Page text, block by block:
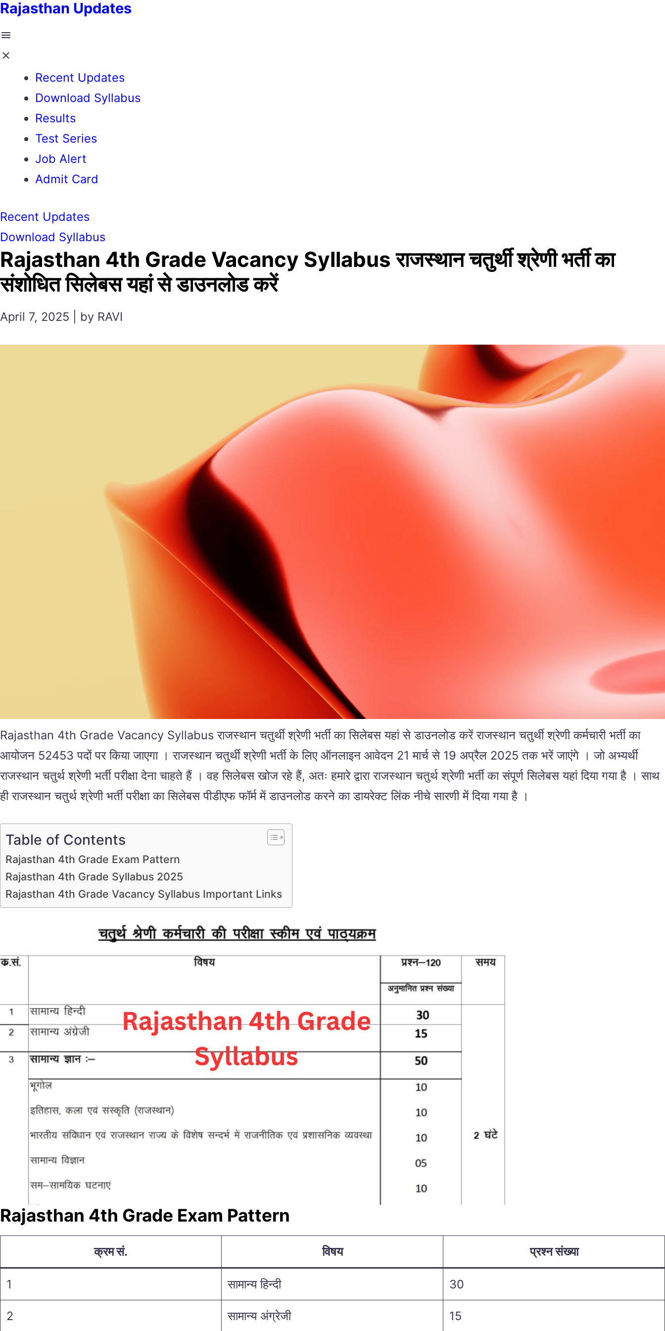
Rajasthan Updates
Recent Updates
Download Syllabus
Results
Test Series
Job Alert
Admit Card
Recent Updates
Download Syllabus
Rajasthan 4th Grade Vacancy Syllabus राजस्थान चतुर्थी श्रेणी भर्ती का
संशोधित सिलेबस यहां से डाउनलोड करें
April 7, 2025 | by RAVI
Rajasthan 4th Grade Vacancy Syllabus राजस्थान चतुर्थी श्रेणी भर्ती का सिलेबस यहां से डाउनलोड करें राजस्थान चतुर्थी श्रेणी कर्मचारी भर्ती का
आयोजन 52453 पदों पर किया जाएगा । राजस्थान चतुर्थी श्रेणी भर्ती के लिए ऑनलाइन आवेदन 21 मार्च से 19 अप्रैल 2025 तक भरें जाएंगे । जो अभ्यर्थी
राजस्थान चतुर्थ श्रेणी भर्ती परीक्षा देना चाहते हैं । वह सिलेबस खोज रहे हैं, अतः हमारे द्वारा राजस्थान चतुर्थ श्रेणी भर्ती का संपूर्ण सिलेबस यहां दिया गया है । साथ
ही राजस्थान चतुर्थ श्रेणी भर्ती परीक्षा का सिलेबस पीडीएफ फॉर्म में डाउनलोड करने का डायरेक्ट लिंक नीचे सारणी में दिया गया है ।
Table of Contents
Rajasthan 4th Grade Exam Pattern
Rajasthan 4th Grade Syllabus 2025
Rajasthan 4th Grade Vacancy Syllabus Important Links
Rajasthan 4th Grade Exam Pattern
क्रम सं. विषय प्रश्न संख्या
1 सामान्य हिन्दी 30
2 सामान्य अंग्रेजी 15